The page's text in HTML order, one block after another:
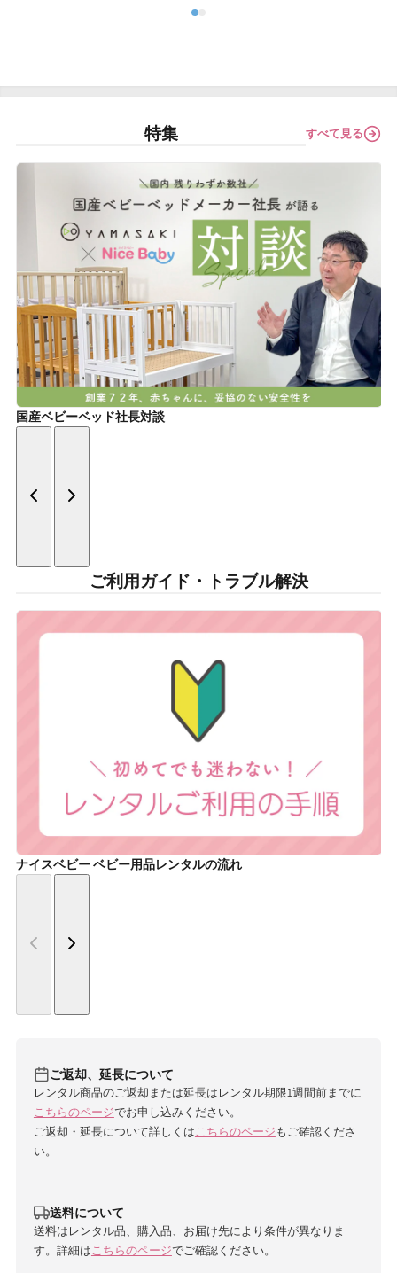
特集 すべて見る
国産ベビーベッド社長対談
ご利用ガイド・トラブル解決
ナイスベビー ベビー用品レンタルの流れ
ご返却、延長について
レンタル商品のご返却または延長はレンタル期限1週間前までに
こちらのページでお申し込みください。
ご返却・延長について詳しくはこちらのページもご確認くださ
い。
送料について
送料はレンタル品、購入品、お届け先により条件が異なりま
す。詳細はこちらのページでご確認ください。